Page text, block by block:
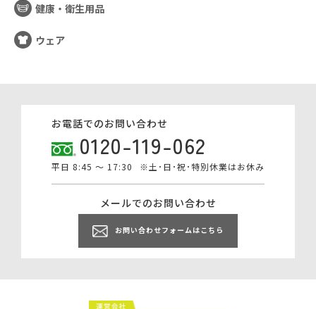
健康・衛生用品
ウェア
お電話でのお問い合わせ
0120-119-062
平日 8:45 ～ 17:30 ※土･日･祝･特別休業はお休み
メールでのお問い合わせ
お問い合わせフォームはこちら